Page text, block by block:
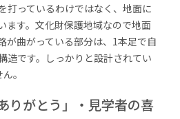
打っているわけではなく、地面に
ます。文化財保護地域なので地面
が曲がっている部分は、1本足で自
造です。しっかりと設計されてい
。
がとう」
・見学者の喜